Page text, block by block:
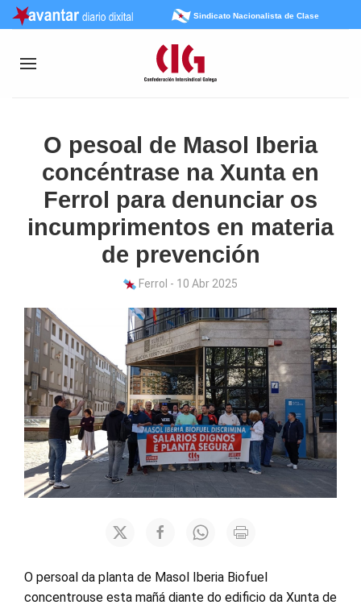
Sindicato Nacionalista de Clase
O pesoal de Masol Iberia
concéntrase na Xunta en
Ferrol para denunciar os
incumprimentos en materia
de prevención
Ferrol - 10 Abr 2025
O persoal da planta de Masol Iberia Biofuel
concentrouse esta mañá diante do edificio da Xunta de